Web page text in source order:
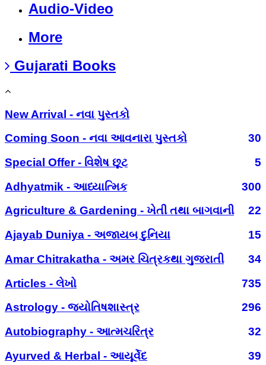
Audio-Video
More
Gujarati Books
New Arrival - નવા પુસ્તકો
Coming Soon - નવા આવનારા પુસ્તકો
30
Special Offer - વિશેષ છૂટ
5
Adhyatmik - આધ્યાત્મિક
300
Agriculture & Gardening - ખેતી તથા બાગવાની
22
Ajayab Duniya - અજાયબ દુનિયા
15
Amar Chitrakatha - અમર ચિત્રકથા ગુજરાતી
34
Articles - લેખો
735
Astrology - જ્યોતિષશાસ્ત્ર
296
Autobiography - આત્મચરિત્ર
32
Ayurved & Herbal - આયૂર્વેદ
39